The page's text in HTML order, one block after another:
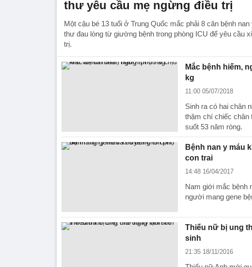
thư yêu cầu mẹ ngừng điều trị
Một cậu bé 13 tuổi ở Trung Quốc mắc phải 8 căn bệnh
thư đau lòng từ giường bệnh trong phòng ICU để yêu cầu
trị.
Mắc bệnh hiếm,
kg
11:00 05/07/2018
Sinh ra có hai chân
thậm chí chiếc chân
suốt 53 năm ròng.
Bệnh nan y máu
con trai
14:48 16/04/2017
Nam giới mắc bệnh
người mang gene
Thiếu nữ bị ung
sinh
21:35 18/11/2016